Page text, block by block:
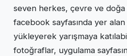
seven herkes, çevre ve doğa
facebook sayfasında yer
yükleyerek yarışmaya
fotoğraflar, uygulama